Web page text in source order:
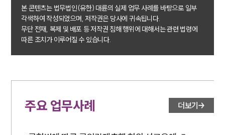
전체
구성원 소개
군전문변호사
본 콘텐츠는 법무법인(유한) 대륜의 실제 업무 사례를 바탕으로 일부
각색하여 작성되었으며, 저작권은 당사에 귀속됩니다.
무단 전재, 복제 및 배포 등 저작권 침해 행위에 대해서는 관련 법령에
따른 조치가 이루어질 수 있습니다.
주요 업무사례 더보기